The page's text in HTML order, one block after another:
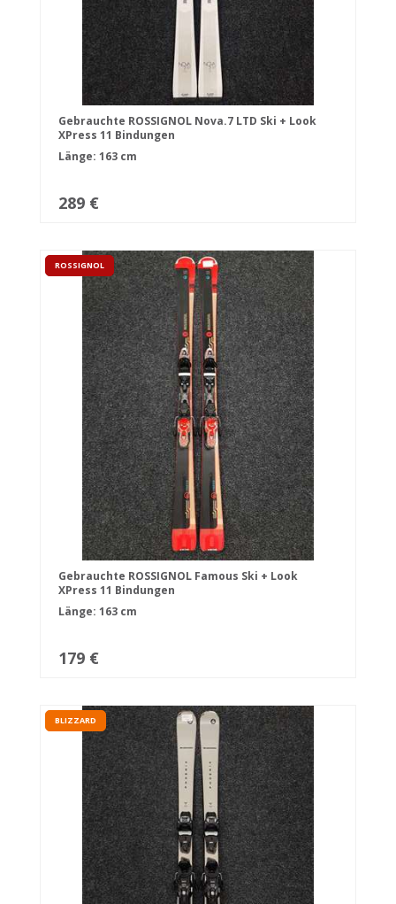
Gebrauchte ROSSIGNOL Nova.7 LTD Ski + Look
XPress 11 Bindungen
Länge: 163 cm
289 €
ROSSIGNOL
Gebrauchte ROSSIGNOL Famous Ski + Look
XPress 11 Bindungen
Länge: 163 cm
179 €
BLIZZARD